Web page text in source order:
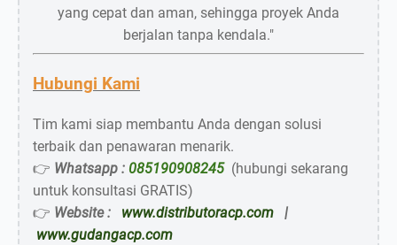
yang cepat dan aman, sehingga proyek Anda
berjalan tanpa kendala."
Hubungi Kami
Tim kami siap membantu Anda dengan solusi
terbaik dan penawaran menarik.
👉 Whatsapp : 085190908245(hubungi sekarang
untuk konsultasi GRATIS)
👉 Website : www.distributoracp.com |
www.gudangacp.com